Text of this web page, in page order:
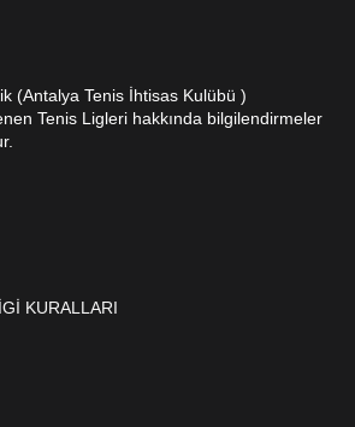
(Antalya Tenis İhtisas Kulübü )
Tenis Ligleri hakkında bilgilendirmeler
KURALLARI